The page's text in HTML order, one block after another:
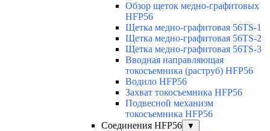
Обзор щеток медно-графитовых
HFP56
Щетка медно-графитовая 56TS-1
Щетка медно-графитовая 56TS-2
Щетка медно-графитовая 56TS-3
Вводная направляющая
токосъемника (раструб) HFP56
Водило HFP56
Захват токосъемника HFP56
Подвесной механизм
токосъемника HFP56
Соединения HFP56
▼